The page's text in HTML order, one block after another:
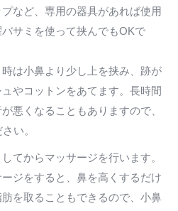
など、専用の器具があれば使用
サミを使って挟んでもOKで
は小鼻より少し上を挟み、跡が
やコットンをあてます。長時間
悪くなることもありますので、
い。
てからマッサージを行います。
ジをすると、鼻を高くするだけ
を取ることもできるので、小鼻